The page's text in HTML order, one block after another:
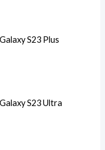
S23 Plus
S23 Ultra